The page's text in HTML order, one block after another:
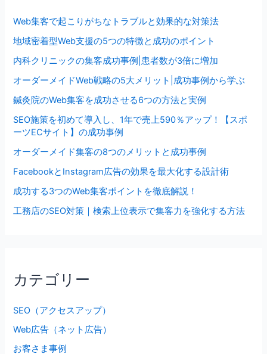
Web集客で起こりがちなトラブルと効果的な対策法
地域密着型Web支援の5つの特徴と成功のポイント
内科クリニックの集客成功事例|患者数が3倍に増加
オーダーメイドWeb戦略の5大メリット|成功事例から学ぶ
鍼灸院のWeb集客を成功させる6つの方法と実例
SEO施策を初めて導入し、1年で売上590％アップ！【スポ
ーツECサイト】の成功事例
オーダーメイド集客の8つのメリットと成功事例
FacebookとInstagram広告の効果を最大化する設計術
成功する3つのWeb集客ポイントを徹底解説！
工務店のSEO対策｜検索上位表示で集客力を強化する方法
カテゴリー
SEO（アクセスアップ）
Web広告（ネット広告）
お客さま事例